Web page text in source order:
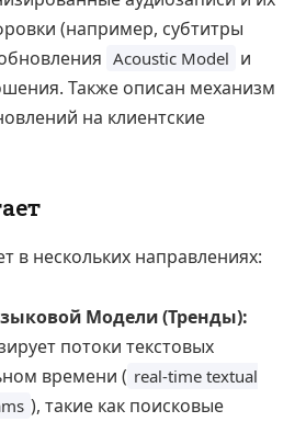
(например, субтитры
Acoustic Model и
Также описан механизм
на клиентские
в нескольких направлениях:
Модели (Тренды):
потоки текстовых
времени ( real-time textual
), такие как поисковые